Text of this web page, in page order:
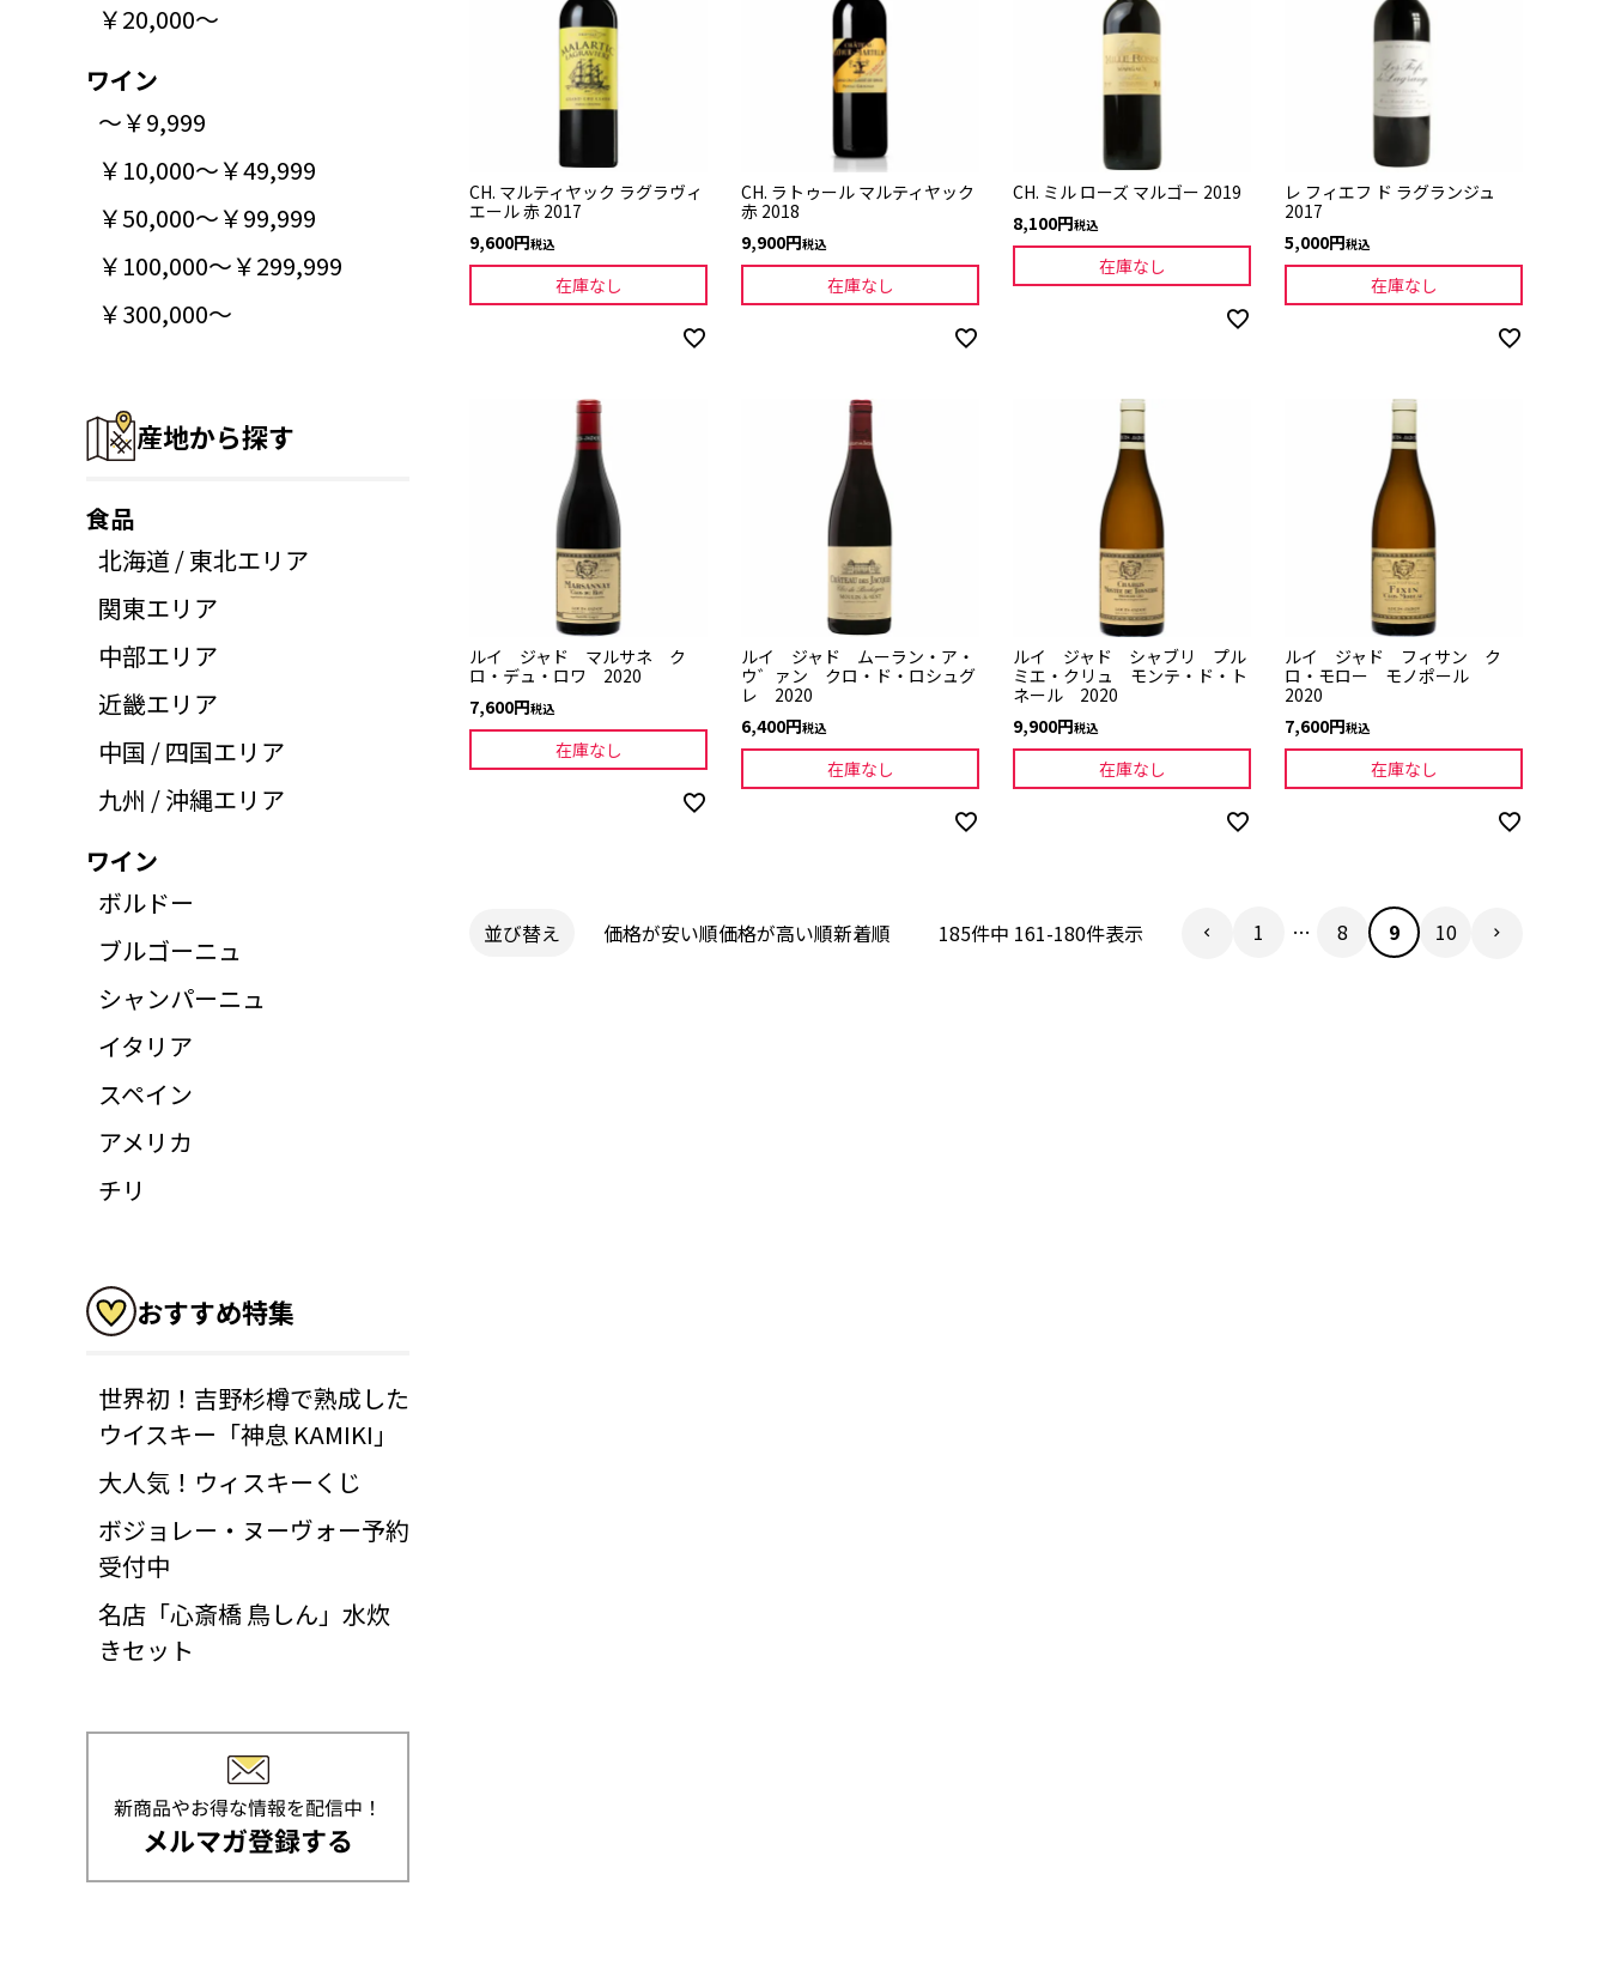
￥20,000～
ワイン
～￥9,999
￥10,000～￥49,999
￥50,000～￥99,999
￥100,000～￥299,999
￥300,000～
産地から探す
食品
北海道 / 東北エリア
関東エリア
中部エリア
近畿エリア
中国 / 四国エリア
九州 / 沖縄エリア
ワイン
ボルドー
ブルゴーニュ
シャンパーニュ
イタリア
スペイン
アメリカ
チリ
おすすめ特集
世界初！吉野杉樽で熟成した
ウイスキー「神息 KAMIKI」
大人気！ウィスキーくじ
ボジョレー・ヌーヴォー予約
受付中
名店「心斎橋 鳥しん」水炊
きセット
CH. マルティヤック ラグラヴィ
エール 赤 2017
9,600
税込
在庫なし
CH. ラトゥール マルティヤック
赤 2018
9,900
税込
在庫なし
CH. ミル ローズ マルゴー 2019
8,100
税込
在庫なし
レ フィエフ ド ラグランジュ
2017
5,000
税込
在庫なし
ルイ ジャド マルサネ ク
ロ・デュ・ロワ 2020
7,600
税込
在庫なし
ルイ ジャド ムーラン・ア・
ウ゛ァン クロ・ド・ロシュグ
レ 2020
6,400
税込
在庫なし
ルイ ジャド シャブリ プル
ミエ・クリュ モンテ・ド・ト
ネール 2020
9,900
税込
在庫なし
ルイ ジャド フィサン ク
ロ・モロー モノポール
2020
7,600
税込
在庫なし
並び替え 価格が安い順価格が高い順新着順 185件中 161-180件表示 1 … 8 9 10